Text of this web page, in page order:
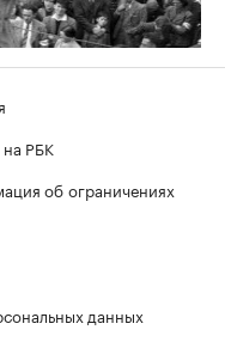
РБК
об ограничениях
данных